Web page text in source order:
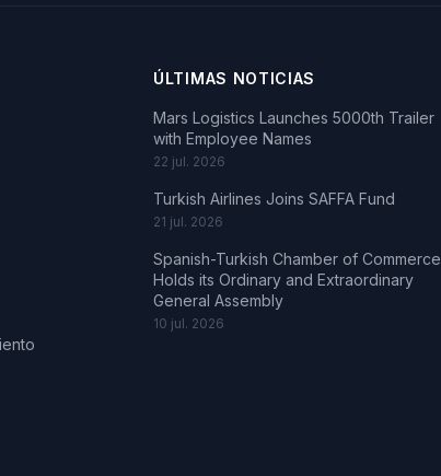
ÚLTIMAS NOTICIAS
Mars Logistics Launches 5000th Trailer
with Employee Names
22 jul. 2026
Turkish Airlines Joins SAFFA Fund
21 jul. 2026
Spanish-Turkish Chamber of Commerce
Holds its Ordinary and Extraordinary
General Assembly
10 jul. 2026